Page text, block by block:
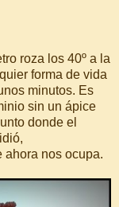
roza los 40º a la
forma de vida
minutos. Es
sin un ápice
donde el
ahora nos ocupa.